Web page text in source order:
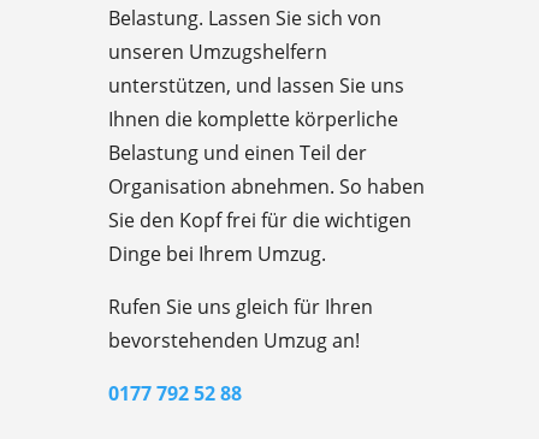
Belastung. Lassen Sie sich von
unseren Umzugshelfern
unterstützen, und lassen Sie uns
Ihnen die komplette körperliche
Belastung und einen Teil der
Organisation abnehmen. So haben
Sie den Kopf frei für die wichtigen
Dinge bei Ihrem Umzug.
Rufen Sie uns gleich für Ihren
bevorstehenden Umzug an!
0177 792 52 88